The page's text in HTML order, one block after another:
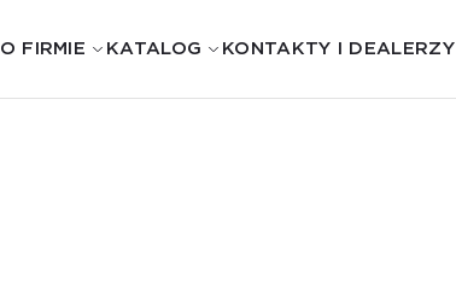
O FIRMIE KATALOG KONTAKTY I DEALERZY